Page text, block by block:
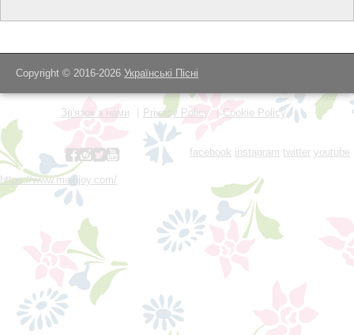
Copyright © 2016-2026 Українські Пісні
Зв'язок з нами Privacy Policy Cookie Policy
facebook instagram twitter youtube
https://www.maxijoy.com/